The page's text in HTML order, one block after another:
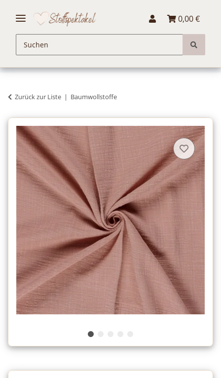
0,00 €
Zurück zur Liste Baumwollstoffe